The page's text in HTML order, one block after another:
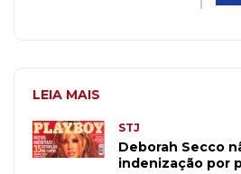
LEIA MAIS
STJ
Deborah Secco
indenização por